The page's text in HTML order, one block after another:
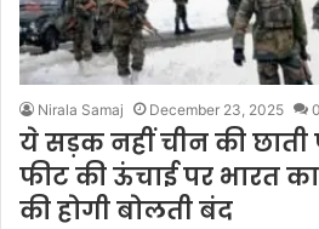
Nirala Samaj December 23, 2025 0
ये सड़क नहीं चीन की छाती
फीट की ऊंचाई पर भारत
की होगी बोलती बंद